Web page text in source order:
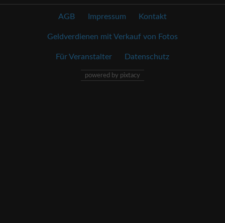
AGB Impressum Kontakt
Geldverdienen mit Verkauf von Fotos
Für Veranstalter Datenschutz
powered by pixtacy